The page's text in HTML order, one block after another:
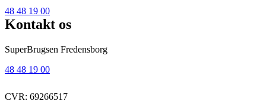
48 48 19 00
Kontakt os
SuperBrugsen Fredensborg
48 48 19 00
CVR: 69266517